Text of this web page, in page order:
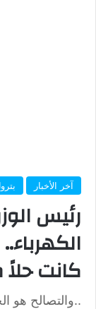
آخر الأخبار
رئيس
كانت حلاً
..والتصالح هو